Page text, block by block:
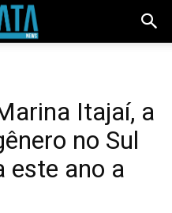
Itajaí, a
no Sul
este ano a